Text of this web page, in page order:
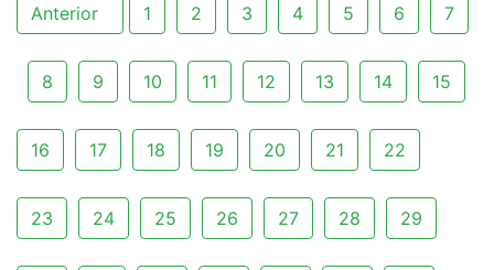
Anterior 1 2 3 4 5 6 7
8 9 10 11 12 13 14 15
16 17 18 19 20 21 22
23 24 25 26 27 28 29